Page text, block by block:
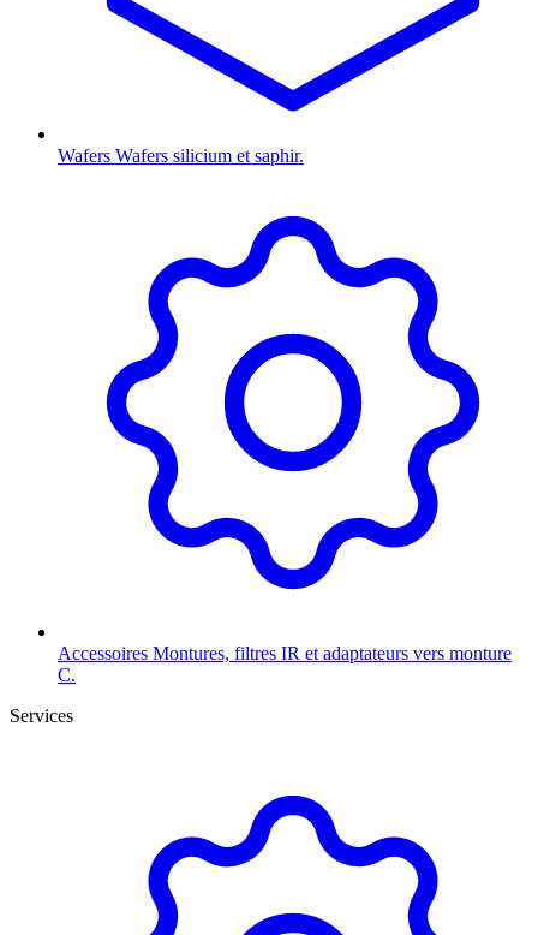
Wafers Wafers silicium et saphir.
Accessoires Montures, filtres IR et adaptateurs vers monture
C.
Services